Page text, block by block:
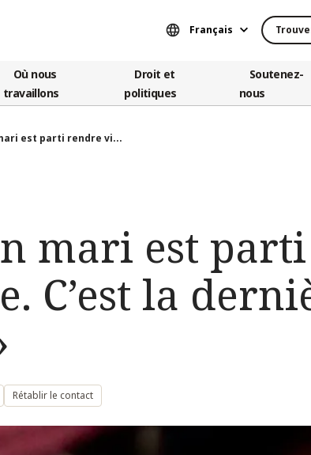
Français
Où nous
travaillons
Droit et
politiques
Soutenez-
nous
est parti rendre vi...
mari est
C’est la
Rétablir le contact